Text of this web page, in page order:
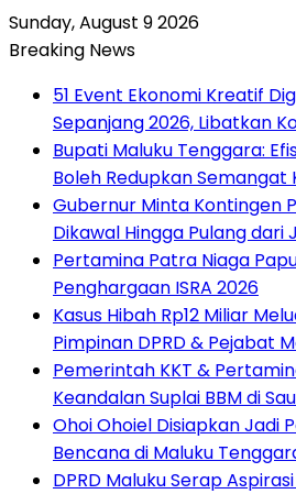
Sunday, August 9 2026
Breaking News
51 Event Ekonomi Kreatif
Sepanjang 2026, Libatkan
Bupati Maluku Tenggara:
Boleh Redupkan
Gubernur Minta Kontingen
Dikawal Hingga Pulang dari
Pertamina Patra Niaga
Penghargaan ISRA 2026
Kasus Hibah Rp12 Miliar
Pimpinan DPRD & Pejabat
Pemerintah KKT &
Keandalan Suplai BBM di
Ohoi Ohoiel Disiapkan Jadi
Bencana di Maluku
DPRD Maluku Serap